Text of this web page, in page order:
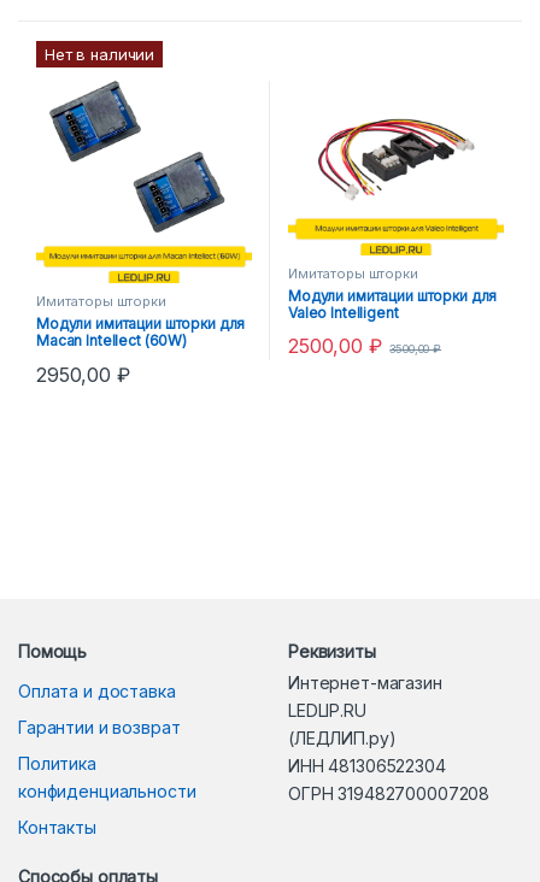
Нет в наличии
Имитаторы шторки
Модули имитации шторки для
Macan Intellect (60W)
2950,00 ₽
Имитаторы шторки
Модули имитации шторки для
Valeo Intelligent
2500,00 ₽ 3500,00₽
Помощь
Оплата и доставка
Гарантии и возврат
Политика
конфиденциальности
Контакты
Реквизиты
Интернет-магазин
LEDLIP.RU
(ЛЕДЛИП.ру)
ИНН 481306522304
ОГРН 319482700007208
Способы оплаты